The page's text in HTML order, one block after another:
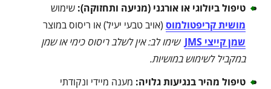
טיפול ביולוגי או אורגני (מניעה ותחזוקה): שימוש
מושית קריפטולמוס (אויב טבעי יעיל) או ריסוס במוצר
שמן קייצי JMS
שימו לב: אין לשלב ריסוס כימי או שמן
במקביל לשימוש במושיות.
טיפול מהיר בנגיעות גלויה: מענה מיידי ונקודתי